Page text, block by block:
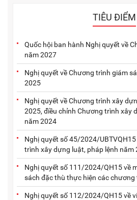
TIÊU ĐIỂM
Quốc hội ban hành Nghị quyết về
năm 2027
Nghị quyết về Chương trình giám
2025
Nghị quyết về Chương trình xây
2025, điều chỉnh Chương trình xây
năm 2024
Nghị quyết số 45/2024/
trình xây dựng luật, pháp lệnh năm
Nghị quyết số 111/2024/QH15 về
sách đặc thù thực hiện các
Nghị quyết số 112/2024/QH15 về